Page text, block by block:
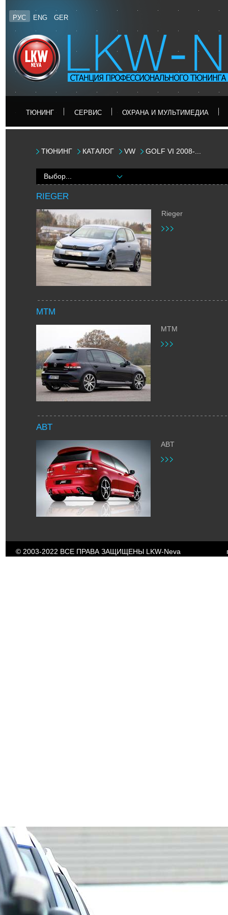
РУС ENG GER
ТЮНИНГ CЕРВИС ОХРАНА И МУЛЬТИМЕДИА
ТЮНИНГ КАТАЛОГ VW GOLF VI 2008-...
Выбор...
RIEGER
Rieger
MTM
MTM
ABT
ABT
© 2003-2022 ВСЕ ПРАВА ЗАЩИЩЕНЫ LKW-Neva